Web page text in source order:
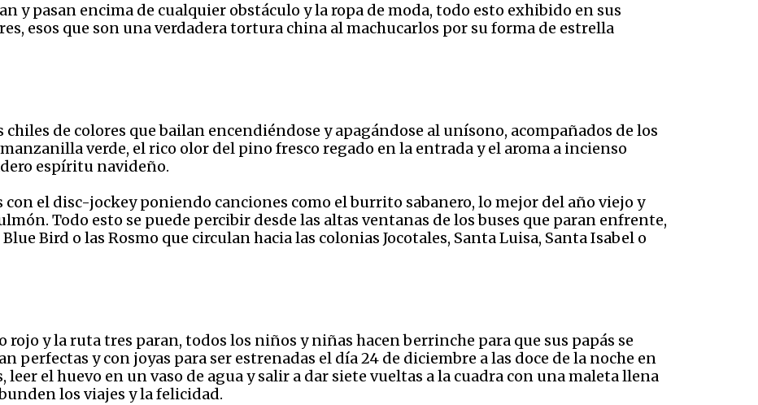
y pasan encima de cualquier obstáculo y la ropa de moda, todo esto exhibido en sus
esos que son una verdadera tortura china al machucarlos por su forma de estrella
de colores que bailan encendiéndose y apagándose al unísono, acompañados de los
verde, el rico olor del pino fresco regado en la entrada y el aroma a incienso
espíritu navideño.
el disc-jockey poniendo canciones como el burrito sabanero, lo mejor del año viejo y
Todo esto se puede percibir desde las altas ventanas de los buses que paran enfrente,
Bird o las Rosmo que circulan hacia las colonias Jocotales, Santa Luisa, Santa Isabel o
rojo y la ruta tres paran, todos los niños y niñas hacen berrinche para que sus papás se
perfectas y con joyas para ser estrenadas el día 24 de diciembre a las doce de la noche en
leer el huevo en un vaso de agua y salir a dar siete vueltas a la cuadra con una maleta llena
los viajes y la felicidad.